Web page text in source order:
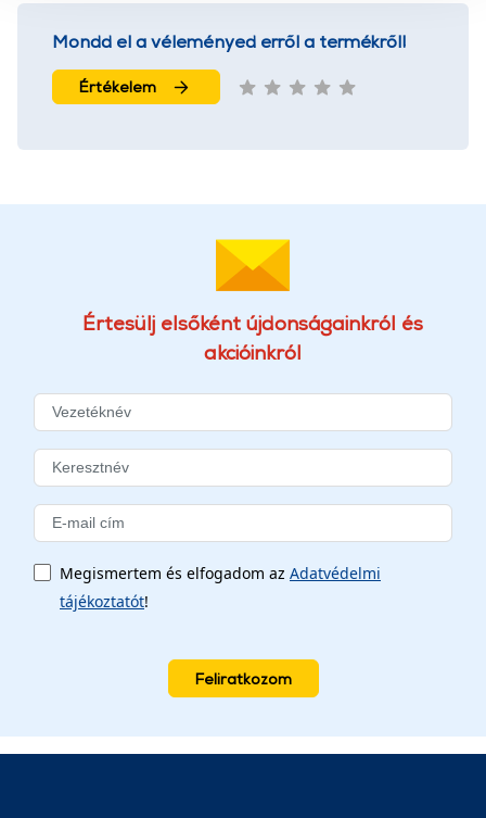
További információk:ÁSZFés Adatvédelem
Mondd el a véleményed erről a termékről!
Értékelem
Értesülj elsőként újdonságainkról és
akcióinkról
Megismertem és elfogadom az Adatvédelmi
tájékoztatót!
Feliratkozom